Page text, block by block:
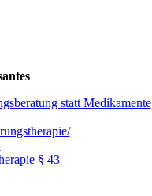
statt Medikamente
§ 43